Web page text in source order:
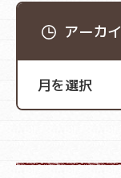
アーカ